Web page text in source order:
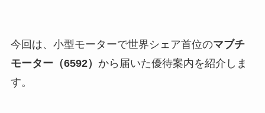
今回は、小型モーターで世界シェア首位のマブチ
モーター（6592） から届いた優待案内を紹介しま
す。